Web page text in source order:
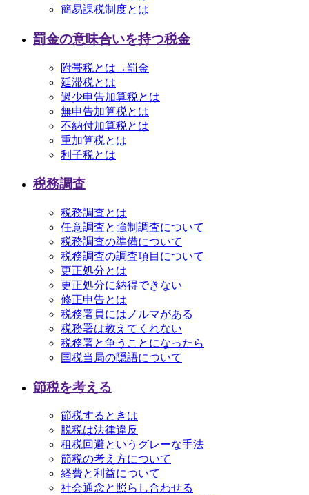
簡易課税制度とは
罰金の意味合いを持つ税金
附帯税とは→罰金
延滞税とは
過少申告加算税とは
無申告加算税とは
不納付加算税とは
重加算税とは
利子税とは
税務調査
税務調査とは
任意調査と強制調査について
税務調査の準備について
税務調査の調査項目について
更正処分とは
更正処分に納得できない
修正申告とは
税務署員にはノルマがある
税務署は教えてくれない
税務署と争うことになったら
国税当局の隠語について
節税を考える
節税するときは
脱税は法律違反
租税回避というグレーな手法
節税の考え方について
経費と利益について
社会通念と照らし合わせる